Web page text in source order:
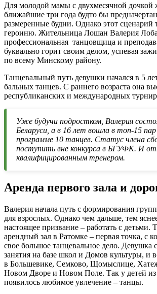
Для молодой мамы с двухмесячной дочкой
ближайшие три года будто бы
размеренные будни. Однако этот
героиню. Жительница Лошан Валерия
профессиональная танцовщица и
буквально горит своим делом, успевая
по всему Минскому району.
Танцевальный путь девушки начался в 5
бальных танцев. С раннего возраста она
республиканских и международных
Уже будучи подростком, Валерия
Беларуси, а в 16 лет вошла в топ-15
программе 10 танцев. Статус члена
поступить вне конкурса в БГУФК. И
квалифицированным тренером.
Аренда первого зала и
Валерия начала путь с формирования
для взрослых. Однако чем дальше, тем
настоящее призвание – работать с детьми.
арендный зал в Ратомке – первая точка, с
свое большое танцевальное дело. Девушка
занятия на базе школ и Домов культуры, и
в Большевике, Семково, Щомыслице,
Новом Дворе и Новом Поле. Так у детей
появилось любимое увлечение – танцы.